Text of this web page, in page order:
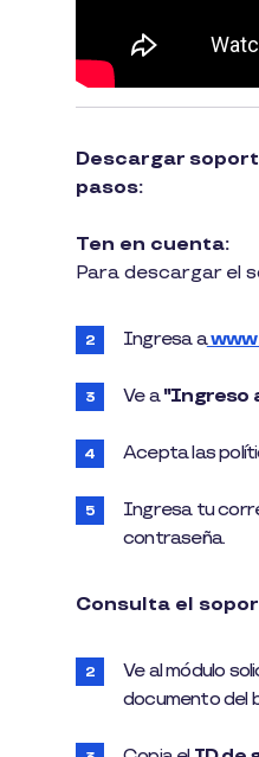
Descargar
pasos:
Ten en cuenta:
Para descargar el
Ingresa a
Ve a"Ingreso
Acepta las
Ingresa tu
contraseña.
Consulta el
Ve al módulo
documento del